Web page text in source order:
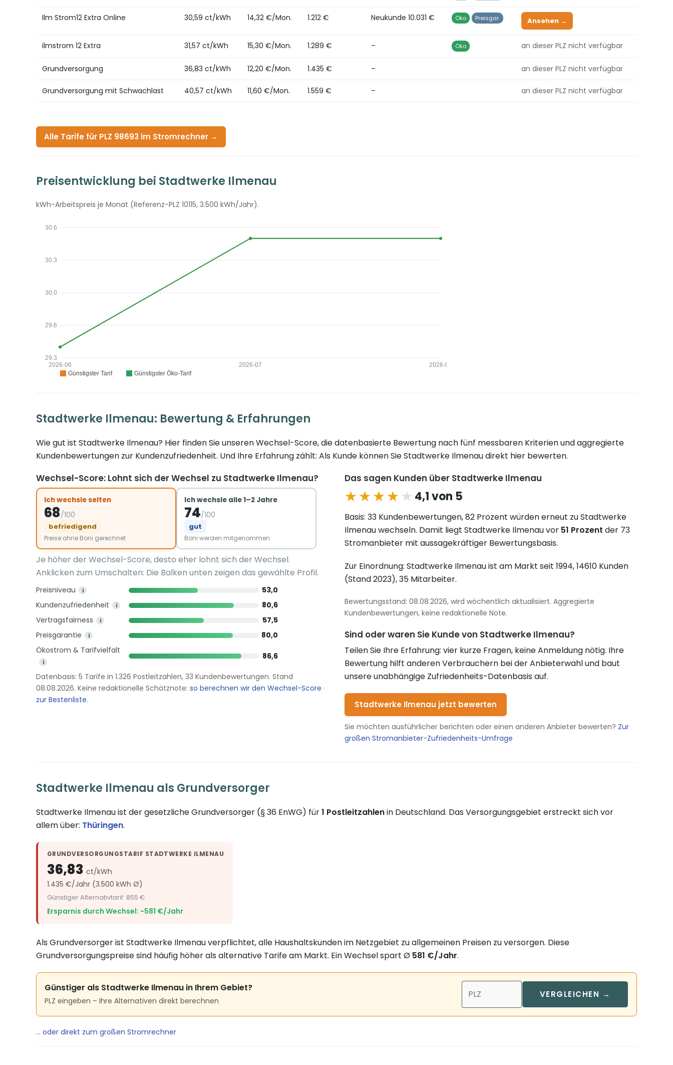
Ilm Strom12 Extra Online 30,59 ct/kWh 14,32 €/Mon. 1.212 € Neukunde 10.031 € Öko Preisgar. Ansehen →
ilmstrom 12 Extra 31,57 ct/kWh 15,30 €/Mon. 1.289 € – Öko an dieser PLZ nicht verfügbar
Grundversorgung 36,83 ct/kWh 12,20 €/Mon. 1.435 € – an dieser PLZ nicht verfügbar
Grundversorgung mit Schwachlast 40,57 ct/kWh 11,60 €/Mon. 1.559 € – an dieser PLZ nicht verfügbar
Alle Tarife für PLZ 98693 im Stromrechner →
Preisentwicklung bei Stadtwerke Ilmenau
kWh-Arbeitspreis je Monat (Referenz-PLZ 10115, 3.500 kWh/Jahr).
Stadtwerke Ilmenau: Bewertung & Erfahrungen
Wie gut ist Stadtwerke Ilmenau? Hier finden Sie unseren Wechsel-Score, die datenbasierte Bewertung nach fünf messbaren Kriterien und aggregierte
Kundenbewertungen zur Kundenzufriedenheit. Und Ihre Erfahrung zählt: Als Kunde können Sie Stadtwerke Ilmenau direkt hier bewerten.
Wechsel-Score: Lohnt sich der Wechsel zu Stadtwerke Ilmenau?
Ich wechsle selten
68/100
befriedigend
Preise ohne Boni gerechnet
Ich wechsle alle 1–2 Jahre
74/100
gut
Boni werden mitgenommen
Je höher der Wechsel-Score, desto eher lohnt sich der Wechsel.
Anklicken zum Umschalten: Die Balken unten zeigen das gewählte Profil.
Preisniveau i
53,0
Kundenzufriedenheit
i
80,6
Vertragsfairness
i
57,5
Preisgarantie
i
80,0
Ökostrom & Tarifvielfalt
i
86,6
Datenbasis: 5 Tarife in 1.326 Postleitzahlen, 33 Kundenbewertungen. Stand
08.08.2026. Keine redaktionelle Schätznote: so berechnen wir den Wechsel-Score ·
zur Bestenliste.
Das sagen Kunden über Stadtwerke Ilmenau
★★★★★
★★★★★ 4,1 von 5
Basis: 33 Kundenbewertungen, 82 Prozent würden erneut zu Stadtwerke
Ilmenau wechseln. Damit liegt Stadtwerke Ilmenau vor 51 Prozent der 73
Stromanbieter mit aussagekräftiger Bewertungsbasis.
Zur Einordnung: Stadtwerke Ilmenau ist am Markt seit 1994, 14610 Kunden
(Stand 2023), 35 Mitarbeiter.
Bewertungsstand: 08.08.2026, wird wöchentlich aktualisiert. Aggregierte
Kundenbewertungen, keine redaktionelle Note.
Sind oder waren Sie Kunde von Stadtwerke Ilmenau?
Teilen Sie Ihre Erfahrung: vier kurze Fragen, keine Anmeldung nötig. Ihre
Bewertung hilft anderen Verbrauchern bei der Anbieterwahl und baut
unsere unabhängige Zufriedenheits-Datenbasis auf.
Stadtwerke Ilmenau jetzt bewerten
Sie möchten ausführlicher berichten oder einen anderen Anbieter bewerten? Zur
großen Stromanbieter-Zufriedenheits-Umfrage
Stadtwerke Ilmenau als Grundversorger
Stadtwerke Ilmenau ist der gesetzliche Grundversorger (§ 36 EnWG) für1 Postleitzahlenin Deutschland. Das Versorgungsgebiet erstreckt sich vor
allem über: Thüringen.
GRUNDVERSORGUNGSTARIF STADTWERKE ILMENAU
36,83 ct/kWh
1.435 €/Jahr (3.500 kWh Ø)
Günstiger Alternativtarif: 855 €
Ersparnis durch Wechsel: −581 €/Jahr
Als Grundversorger ist Stadtwerke Ilmenau verpflichtet, alle Haushaltskunden im Netzgebiet zu allgemeinen Preisen zu versorgen. Diese
Grundversorgungspreise sind häufig höher als alternative Tarife am Markt. Ein Wechsel spart Ø 581 €/Jahr.
Günstiger als Stadtwerke Ilmenau in Ihrem Gebiet?
PLZ eingeben – Ihre Alternativen direkt berechnen
VERGLEICHEN →
… oder direkt zum großen Stromrechner